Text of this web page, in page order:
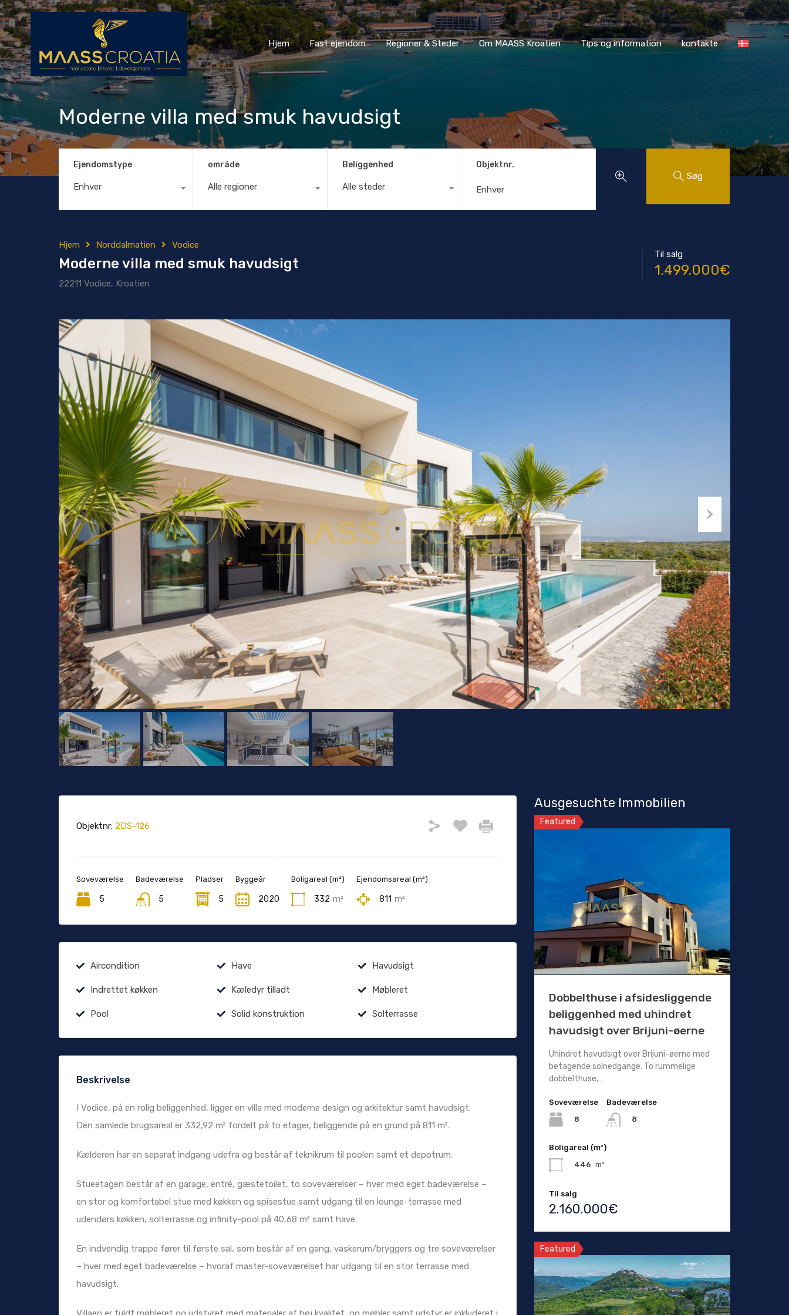
Hjem Fast ejendom Regioner & Steder Om MAASS Kroatien Tips og information kontakte
Hjem Fast ejendom Regioner & Steder Om MAASS Kroatien Tips og information kontakte
Moderne villa med smuk havudsigt
Ejendomstype
Enhver
område
Alle regioner
Beliggenhed
Alle steder
Objektnr.
Søg
Hjem Norddalmatien Vodice
Moderne villa med smuk havudsigt
22211 Vodice, Kroatien
Til salg
1.499.000€
Objektnr: 2DS-126
Soveværelse
5
Badeværelse
5
Pladser
5
Byggeår
2020
Boligareal (m²)
332 m²
Ejendomsareal (m²)
811 m²
Aircondition Have Havudsigt
Indrettet køkken Kæledyr tilladt Møbleret
Pool Solid konstruktion Solterrasse
Beskrivelse
I Vodice, på en rolig beliggenhed, ligger en villa med moderne design og arkitektur samt havudsigt.
Den samlede brugsareal er 332,92 m² fordelt på to etager, beliggende på en grund på 811 m².
Kælderen har en separat indgang udefra og består af teknikrum til poolen samt et depotrum.
Stueetagen består af en garage, entré, gæstetoilet, to soveværelser – hver med eget badeværelse –
en stor og komfortabel stue med køkken og spisestue samt udgang til en lounge-terrasse med
udendørs køkken, solterrasse og infinity-pool på 40,68 m² samt have.
En indvendig trappe fører til første sal, som består af en gang, vaskerum/bryggers og tre soveværelser
– hver med eget badeværelse – hvoraf master-soveværelset har udgang til en stor terrasse med
havudsigt.
Ausgesuchte Immobilien
Featured
Dobbelthuse i afsidesliggende
beliggenhed med uhindret
havudsigt over Brijuni-øerne
Uhindret havudsigt over Brijuni-øerne med
betagende solnedgange. To rummelige
dobbelthuse,…
Soveværelse
8
Badeværelse
8
Boligareal (m²)
446 m²
Til salg
2.160.000€
Featured